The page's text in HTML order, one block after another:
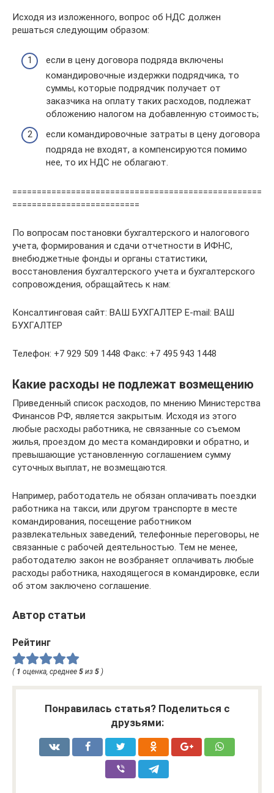
Исходя из изложенного, вопрос об НДС должен
решаться следующим образом:
если в цену договора подряда включены
командировочные издержки подрядчика, то
суммы, которые подрядчик получает от
заказчика на оплату таких расходов, подлежат
обложению налогом на добавленную стоимость;
если командировочные затраты в цену договора
подряда не входят, а компенсируются помимо
нее, то их НДС не облагают.
===================================================
==========================
По вопросам постановки бухгалтерского и налогового
учета, формирования и сдачи отчетности в ИФНС,
внебюджетные фонды и органы статистики,
восстановления бухгалтерского учета и бухгалтерского
сопровождения, обращайтесь к нам:
Консалтинговая сайт: ВАШ БУХГАЛТЕР E-mail: ВАШ
БУХГАЛТЕР
Телефон: +7 929 509 1448 Факс: +7 495 943 1448
Какие расходы не подлежат возмещению
Приведенный список расходов, по мнению Министерства
Финансов РФ, является закрытым. Исходя из этого
любые расходы работника, не связанные со съемом
жилья, проездом до места командировки и обратно, и
превышающие установленную соглашением сумму
суточных выплат, не возмещаются.
Например, работодатель не обязан оплачивать поездки
работника на такси, или другом транспорте в месте
командирования, посещение работником
развлекательных заведений, телефонные переговоры, не
связанные с рабочей деятельностью. Тем не менее,
работодателю закон не возбраняет оплачивать любые
расходы работника, находящегося в командировке, если
об этом заключено соглашение.
Автор статьи
Рейтинг
( 1 оценка, среднее 5 из 5 )
Понравилась статья? Поделиться с
друзьями: